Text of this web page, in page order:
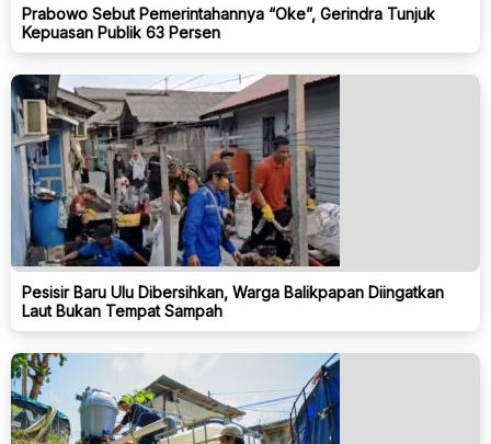
Prabowo Sebut Pemerintahannya “Oke”, Gerindra Tunjuk
Kepuasan Publik 63 Persen
Pesisir Baru Ulu Dibersihkan, Warga Balikpapan Diingatkan
Laut Bukan Tempat Sampah